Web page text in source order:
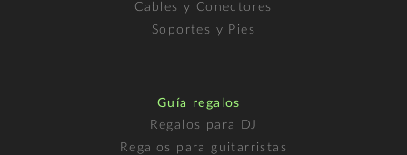
Cables y Conectores
Soportes y Pies
Guía regalos
Regalos para DJ
Regalos para guitarristas